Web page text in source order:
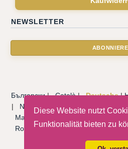
Diese Website nutzt
Funktionalität bieten zu
NEWSLETTER
Български|Català|Deutsche|
| Nederlandse|English | Eesti
Magyar
Română|Русский|Српски|
Español|Svenska